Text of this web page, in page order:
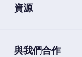
資源
與我們合作